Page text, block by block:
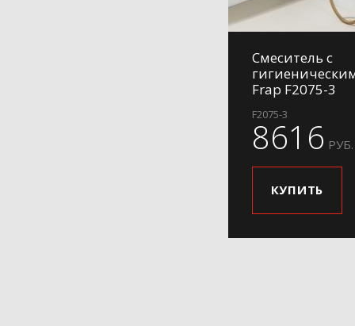
Смеситель с
Frap F2075-3
F2075-3
8616 РУБ.
КУПИТЬ